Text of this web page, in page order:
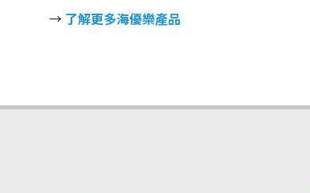
→ 了解更多海優樂產品